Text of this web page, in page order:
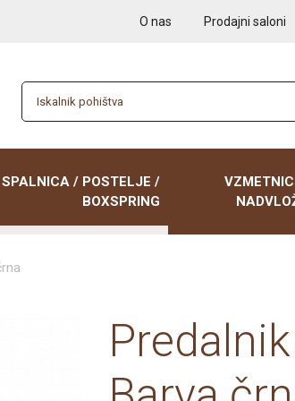
O nas Prodajni saloni
SPALNICA / POSTELJE /
BOXSPRING
Tabureji
Klubske mize
VZMETNICE
VZMETNICE